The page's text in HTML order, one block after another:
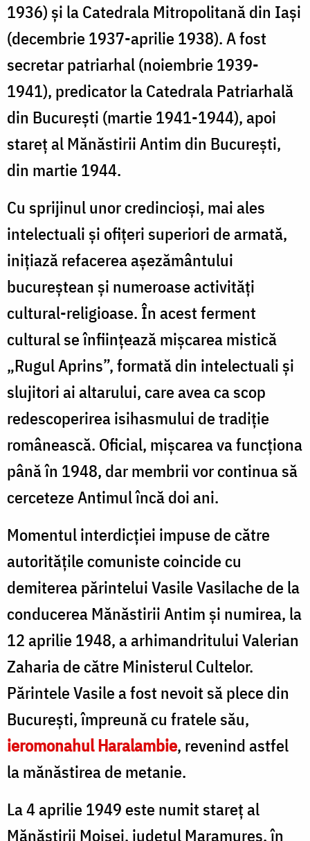
1936) și la Catedrala Mitropolitană din Iași
(decembrie 1937-aprilie 1938). A fost
secretar patriarhal (noiembrie 1939-
1941), predicator la Catedrala Patriarhală
din București (martie 1941-1944), apoi
stareț al Mănăstirii Antim din București,
din martie 1944.
Cu sprijinul unor credincioși, mai ales
intelectuali și ofițeri superiori de armată,
inițiază refacerea așezământului
bucureștean și numeroase activități
cultural-religioase. În acest ferment
cultural se înființează mișcarea mistică
„Rugul Aprins”, formată din intelectuali și
slujitori ai altarului, care avea ca scop
redescoperirea isihasmului de tradiție
românească. Oficial, mișcarea va funcționa
până în 1948, dar membrii vor continua să
cerceteze Antimul încă doi ani.
Momentul interdicției impuse de către
autoritățile comuniste coincide cu
demiterea părintelui Vasile Vasilache de la
conducerea Mănăstirii Antim și numirea, la
12 aprilie 1948, a arhimandritului Valerian
Zaharia de către Ministerul Cultelor.
Părintele Vasile a fost nevoit să plece din
București, împreună cu fratele său,
ieromonahul Haralambie, revenind astfel
la mănăstirea de metanie.
La 4 aprilie 1949 este numit stareț al
Mănăstirii Moisei, județul Maramureș, în